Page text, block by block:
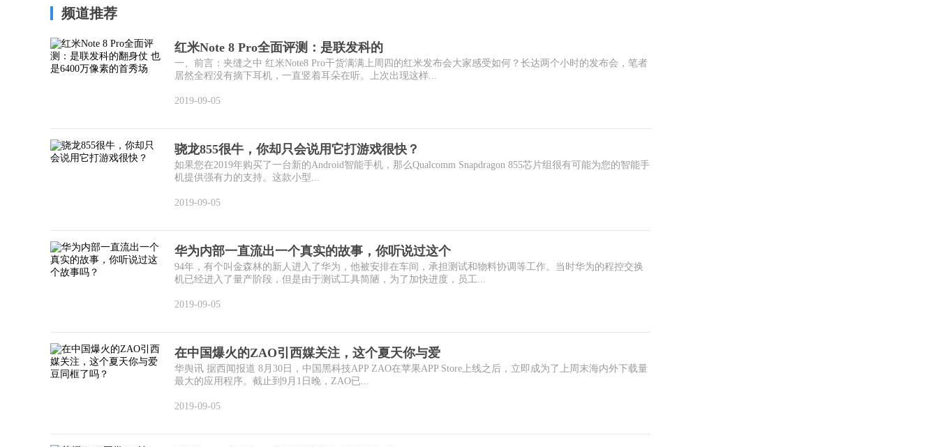
频道推荐
红米Note 8 Pro全面评测：是联发科的
一、前言：夹缝之中 红米Note8 Pro干货满满上周四的红米发布会大家感受如何？长达两个小时的发布会，笔者
居然全程没有摘下耳机，一直竖着耳朵在听。上次出现这样...
2019-09-05
骁龙855很牛，你却只会说用它打游戏很快？
如果您在2019年购买了一台新的Android智能手机，那么Qualcomm Snapdragon 855芯片组很有可能为您的智能手
机提供强有力的支持。这款小型...
2019-09-05
华为内部一直流出一个真实的故事，你听说过这个
94年，有个叫金森林的新人进入了华为，他被安排在车间，承担测试和物料协调等工作。当时华为的程控交换
机已经进入了量产阶段，但是由于测试工具简陋，为了加快进度，员工...
2019-09-05
在中国爆火的ZAO引西媒关注，这个夏天你与爱
华舆讯 据西闻报道 8月30日，中国黑科技APP ZAO在苹果APP Store上线之后，立即成为了上周末海内外下载量
最大的应用程序。截止到9月1日晚，ZAO已...
2019-09-05